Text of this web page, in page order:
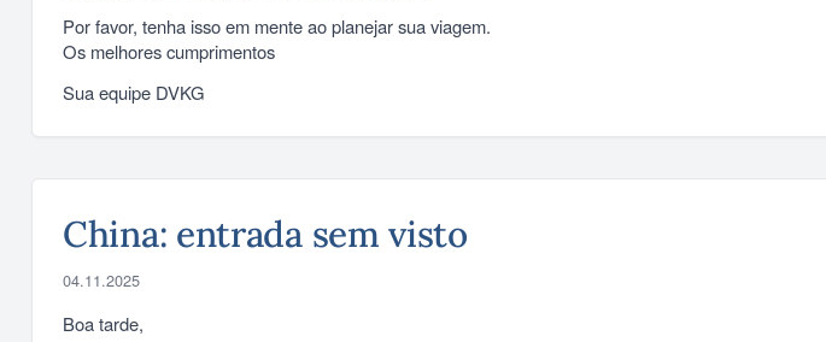
Por favor, tenha isso em mente ao planejar sua viagem.
Os melhores cumprimentos
Sua equipe DVKG
China: entrada sem visto
04.11.2025
Boa tarde,